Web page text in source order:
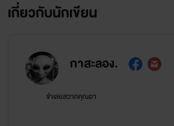
เกี่ยวกับนักเขียน
กาสะลอง.
จำเลยสวาทคุณอา